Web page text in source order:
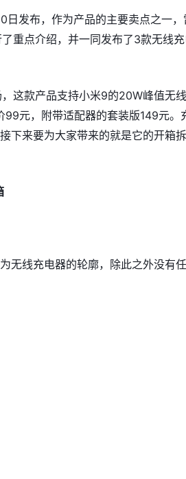
发布，作为产品的主要卖点之一，
重点介绍，并一同发布了3款无线
这款产品支持小米9的20W峰值无
99元，附带适配器的套装版149元。
下来要为大家带来的就是它的开箱拆
无线充电器的轮廓，除此之外没有